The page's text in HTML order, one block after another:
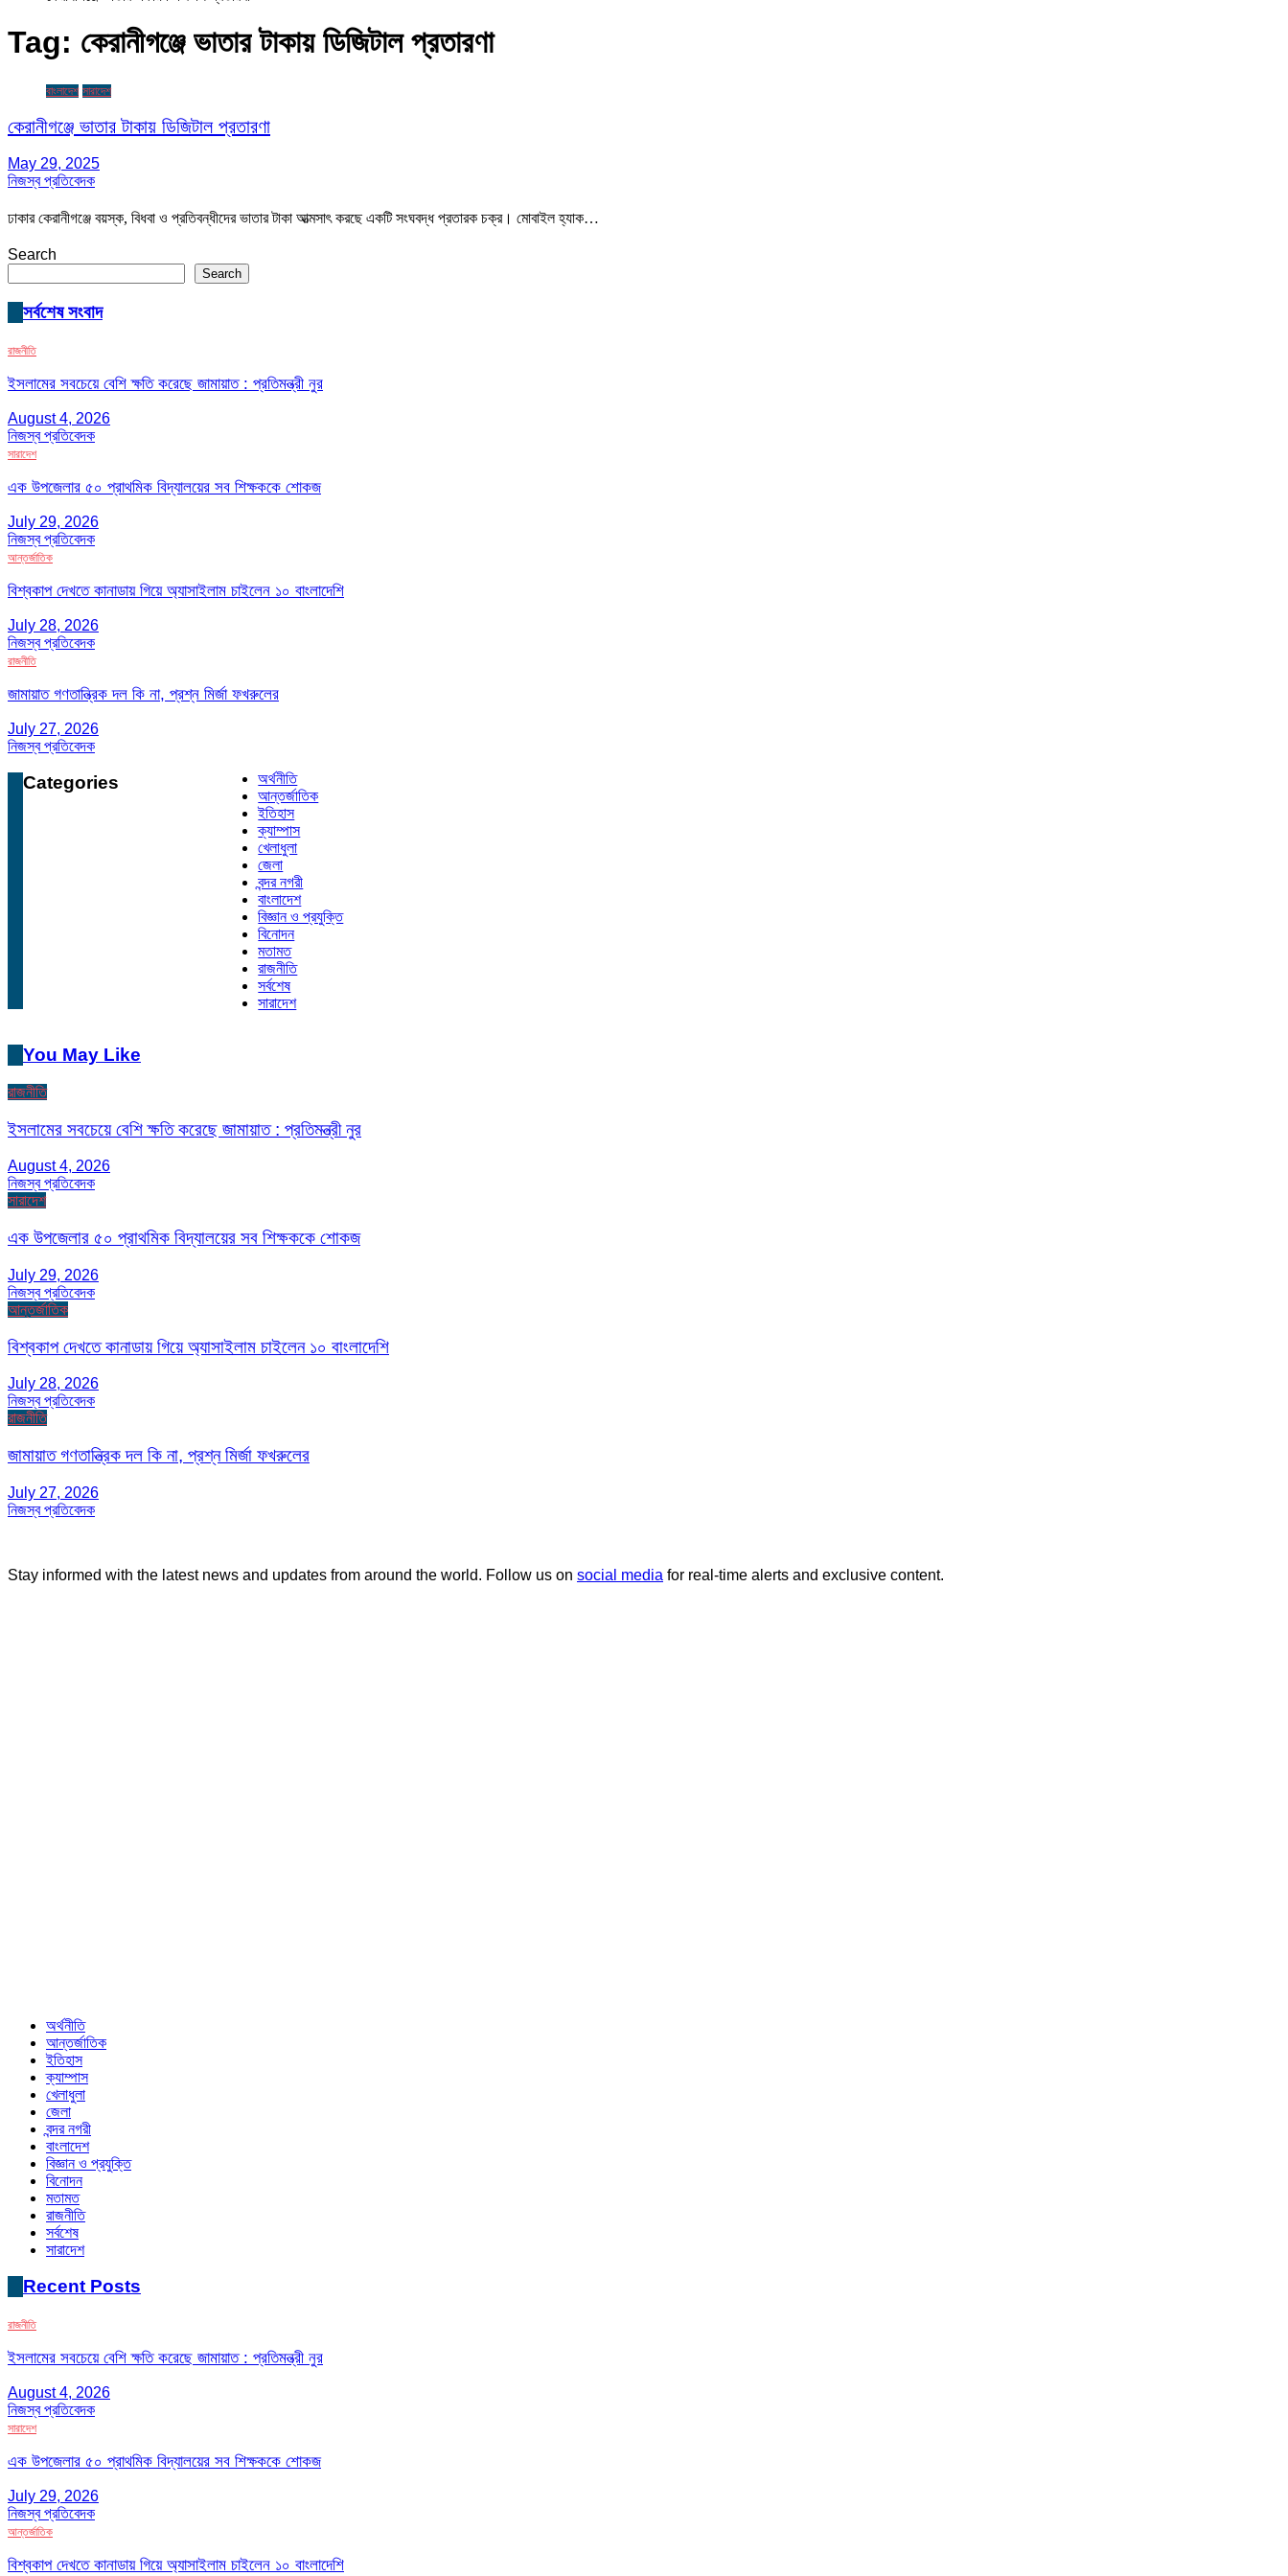
Tag: কেরানীগঞ্জে ভাতার টাকায় ডিজিটাল প্রতারণা
বাংলাদেশ সারাদেশ
কেরানীগঞ্জে ভাতার টাকায় ডিজিটাল প্রতারণা
May 29, 2025
নিজস্ব প্রতিবেদক
ঢাকার কেরানীগঞ্জে বয়স্ক, বিধবা ও প্রতিবন্ধীদের ভাতার টাকা আত্মসাৎ করছে একটি সংঘবদ্ধ প্রতারক চক্র। মোবাইল হ্যাক…
Search
Search
সর্বশেষ সংবাদ
রাজনীতি
ইসলামের সবচেয়ে বেশি ক্ষতি করেছে জামায়াত : প্রতিমন্ত্রী নুর
August 4, 2026
নিজস্ব প্রতিবেদক
সারাদেশ
এক উপজেলার ৫০ প্রাথমিক বিদ্যালয়ের সব শিক্ষককে শোকজ
July 29, 2026
নিজস্ব প্রতিবেদক
আন্তর্জাতিক
বিশ্বকাপ দেখতে কানাডায় গিয়ে অ্যাসাইলাম চাইলেন ১০ বাংলাদেশি
July 28, 2026
নিজস্ব প্রতিবেদক
রাজনীতি
জামায়াত গণতান্ত্রিক দল কি না, প্রশ্ন মির্জা ফখরুলের
July 27, 2026
নিজস্ব প্রতিবেদক
Categories
অর্থনীতি
আন্তর্জাতিক
ইতিহাস
ক্যাম্পাস
খেলাধুলা
জেলা
বন্দর নগরী
বাংলাদেশ
বিজ্ঞান ও প্রযুক্তি
বিনোদন
মতামত
রাজনীতি
সর্বশেষ
সারাদেশ
You May Like
রাজনীতি
ইসলামের সবচেয়ে বেশি ক্ষতি করেছে জামায়াত : প্রতিমন্ত্রী নুর
August 4, 2026
নিজস্ব প্রতিবেদক
সারাদেশ
এক উপজেলার ৫০ প্রাথমিক বিদ্যালয়ের সব শিক্ষককে শোকজ
July 29, 2026
নিজস্ব প্রতিবেদক
আন্তর্জাতিক
বিশ্বকাপ দেখতে কানাডায় গিয়ে অ্যাসাইলাম চাইলেন ১০ বাংলাদেশি
July 28, 2026
নিজস্ব প্রতিবেদক
রাজনীতি
জামায়াত গণতান্ত্রিক দল কি না, প্রশ্ন মির্জা ফখরুলের
July 27, 2026
নিজস্ব প্রতিবেদক
Stay informed with the latest news and updates from around the world. Follow us on social media for real-time alerts and exclusive content.
অর্থনীতি
আন্তর্জাতিক
ইতিহাস
ক্যাম্পাস
খেলাধুলা
জেলা
বন্দর নগরী
বাংলাদেশ
বিজ্ঞান ও প্রযুক্তি
বিনোদন
মতামত
রাজনীতি
সর্বশেষ
সারাদেশ
Recent Posts
রাজনীতি
ইসলামের সবচেয়ে বেশি ক্ষতি করেছে জামায়াত : প্রতিমন্ত্রী নুর
August 4, 2026
নিজস্ব প্রতিবেদক
সারাদেশ
এক উপজেলার ৫০ প্রাথমিক বিদ্যালয়ের সব শিক্ষককে শোকজ
July 29, 2026
নিজস্ব প্রতিবেদক
আন্তর্জাতিক
বিশ্বকাপ দেখতে কানাডায় গিয়ে অ্যাসাইলাম চাইলেন ১০ বাংলাদেশি